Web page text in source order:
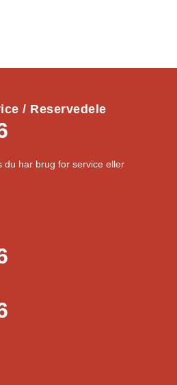
/ Reservedele
du har brug for service eller